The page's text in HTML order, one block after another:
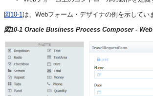
図10-1 は、Webフォーム・デザイナの例を示してい
図10-1 Oracle Business Process Composer -